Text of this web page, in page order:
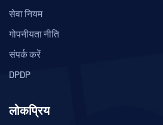
सेवा नियम
गोपनीयता नीति
संपर्क करें
DPDP
लोकप्रिय